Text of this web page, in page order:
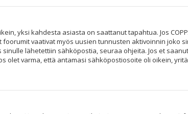
yksi kahdesta asiasta on saattanut tapahtua. Jos
vaativat myös uusien tunnusten aktivoinnin joko
lähetettiin sähköpostia, seuraa ohjeita. Jos et
olet varma, että antamasi sähköpostiosoite oli oikein,